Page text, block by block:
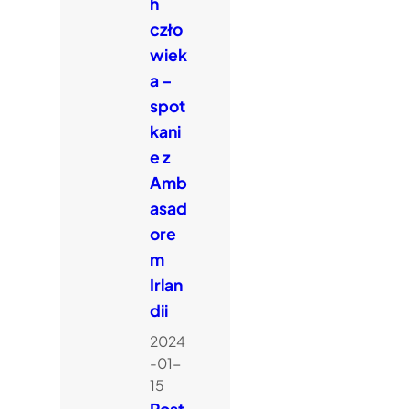
czło
wiek
a –
spot
kani
e z
Amb
asad
ore
m
Irlan
dii
2024
-01-
15